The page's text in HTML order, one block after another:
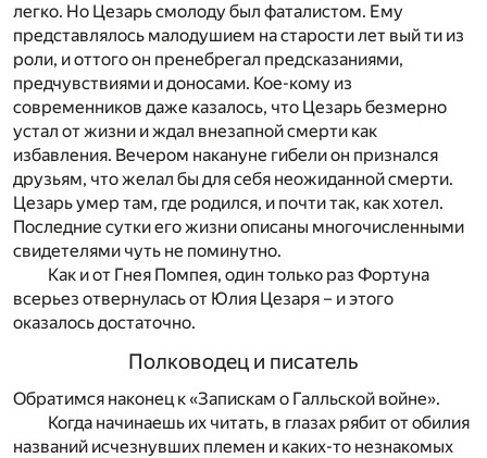
легко. Но Цезарь смолоду был фаталистом. Ему
представлялось малодушием на старости лет вый ти из
роли, и оттого он пренебрегал предсказаниями,
предчувствиями и доносами. Кое-кому из
современников даже казалось, что Цезарь безмерно
устал от жизни и ждал внезапной смерти как
избавления. Вечером накануне гибели он признался
друзьям, что желал бы для себя неожиданной смерти.
Цезарь умер там, где родился, и почти так, как хотел.
Последние сутки его жизни описаны многочисленными
свидетелями чуть не поминутно.
Как и от Гнея Помпея, один только раз Фортуна
всерьез отвернулась от Юлия Цезаря – и этого
оказалось достаточно.
Полководец и писатель
Обратимся наконец к «Запискам о Галльской войне».
Когда начинаешь их читать, в глазах рябит от обилия
названий исчезнувших племен и каких-то незнакомых